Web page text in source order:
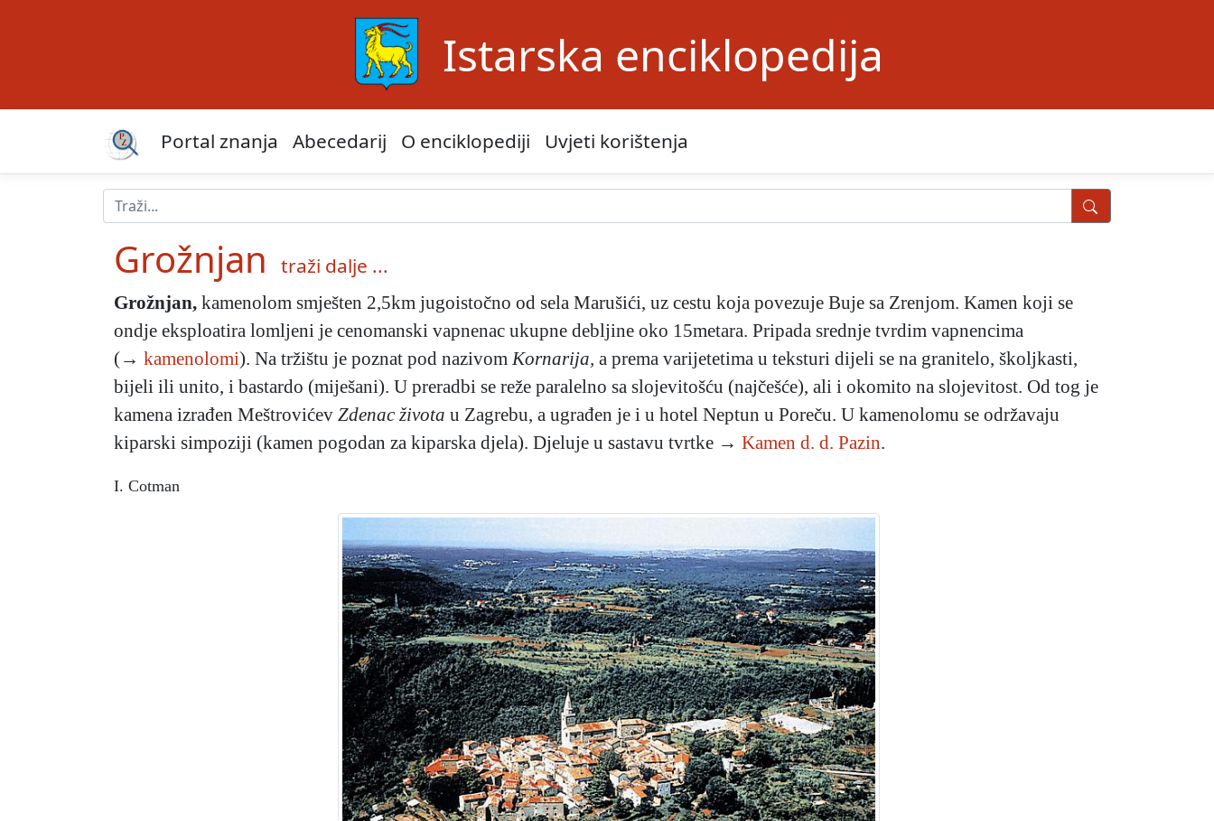
Istarska enciklopedija
Portal znanja Abecedarij O enciklopediji Uvjeti korištenja
Grožnjan traži dalje ...
Grožnjan, kamenolom smješten 2,5km jugoistočno od sela Marušići, uz cestu koja povezuje Buje sa Zrenjom. Kamen koji se
ondje eksploatira lomljeni je cenomanski vapnenac ukupne debljine oko 15metara. Pripada srednje tvrdim vapnencima
(→ kamenolomi). Na tržištu je poznat pod nazivom Kornarija, a prema varijetetima u teksturi dijeli se na granitelo, školjkasti,
bijeli ili unito, i bastardo (miješani). U preradbi se reže paralelno sa slojevitošću (najčešće), ali i okomito na slojevitost. Od tog je
kamena izrađen Meštrovićev Zdenac života u Zagrebu, a ugrađen je i u hotel Neptun u Poreču. U kamenolomu se održavaju
kiparski simpoziji (kamen pogodan za kiparska djela). Djeluje u sastavu tvrtke → Kamen d. d. Pazin.
I. Cotman